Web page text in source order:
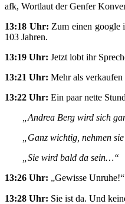
afk, Wortlaut der Genfer
13:18 Uhr: Zum einen google
103 Jahren.
13:19 Uhr: Jetzt lobt ihr
13:21 Uhr: Mehr als
13:22 Uhr: Ein paar nette
„Andrea Berg wird sich
„Ganz wichtig, nehmen
„Sie wird bald da sein…“
13:26 Uhr: „Gewisse
13:28 Uhr: Sie ist da. Und